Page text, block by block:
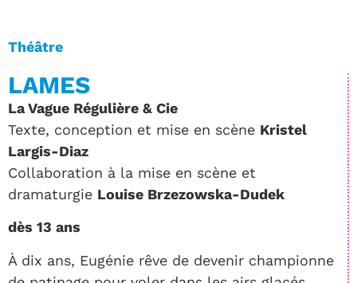
Théâtre
LAMES
La Vague Régulière & Cie
Texte, conception et mise en scène Kristel
Largis-Diaz
Collaboration à la mise en scène et
dramaturgie Louise Brzezowska-Dudek
dès 13 ans
À dix ans, Eugénie rêve de devenir championne